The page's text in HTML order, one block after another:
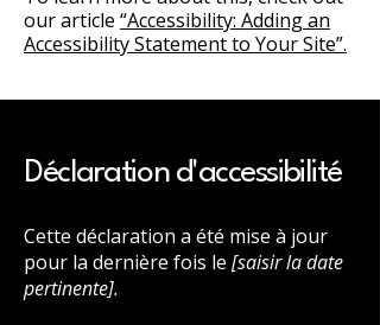
our article “Accessibility: Adding an
Accessibility Statement to Your Site”.
Déclaration d'accessibilité
Cette déclaration a été mise à jour
pour la dernière fois le [saisir la date
pertinente].